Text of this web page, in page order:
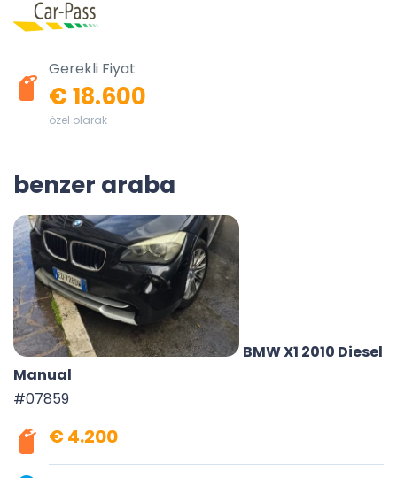
Gerekli Fiyat
€ 18.600
özel olarak
benzer araba
BMW X1 2010 Diesel
Manual
#07859
€ 4.200